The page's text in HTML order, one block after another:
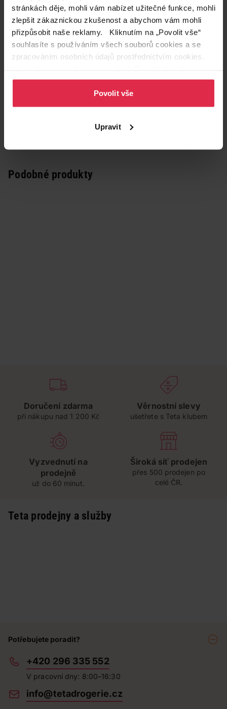
stránkách děje, mohli vám nabízet užitečné funkce, mohli
zlepšit zákaznickou zkušenost a abychom vám mohli
přizpůsobit naše reklamy. Kliknutím na „Povolit vše“
souhlasíte s používáním všech souborů cookies a se
zpracováním osobních údajů prostřednictvím cookies.
osobních údajů.
Povolit vše
Upravit
Podobné produkty
Doručení zdarma
při nákupu nad 1 200 Kč
Věrnostní slevy
ušetřete s Teta klubem
Vyzvednutí na
prodejně
už do 60 minut.
Široká síť prodejen
přes 500 prodejen po
celé ČR.
Teta prodejny a služby
Potřebujete poradit?
+420 296 335 552
V pracovní dny: 8:00–16:30
info@tetadrogerie.cz